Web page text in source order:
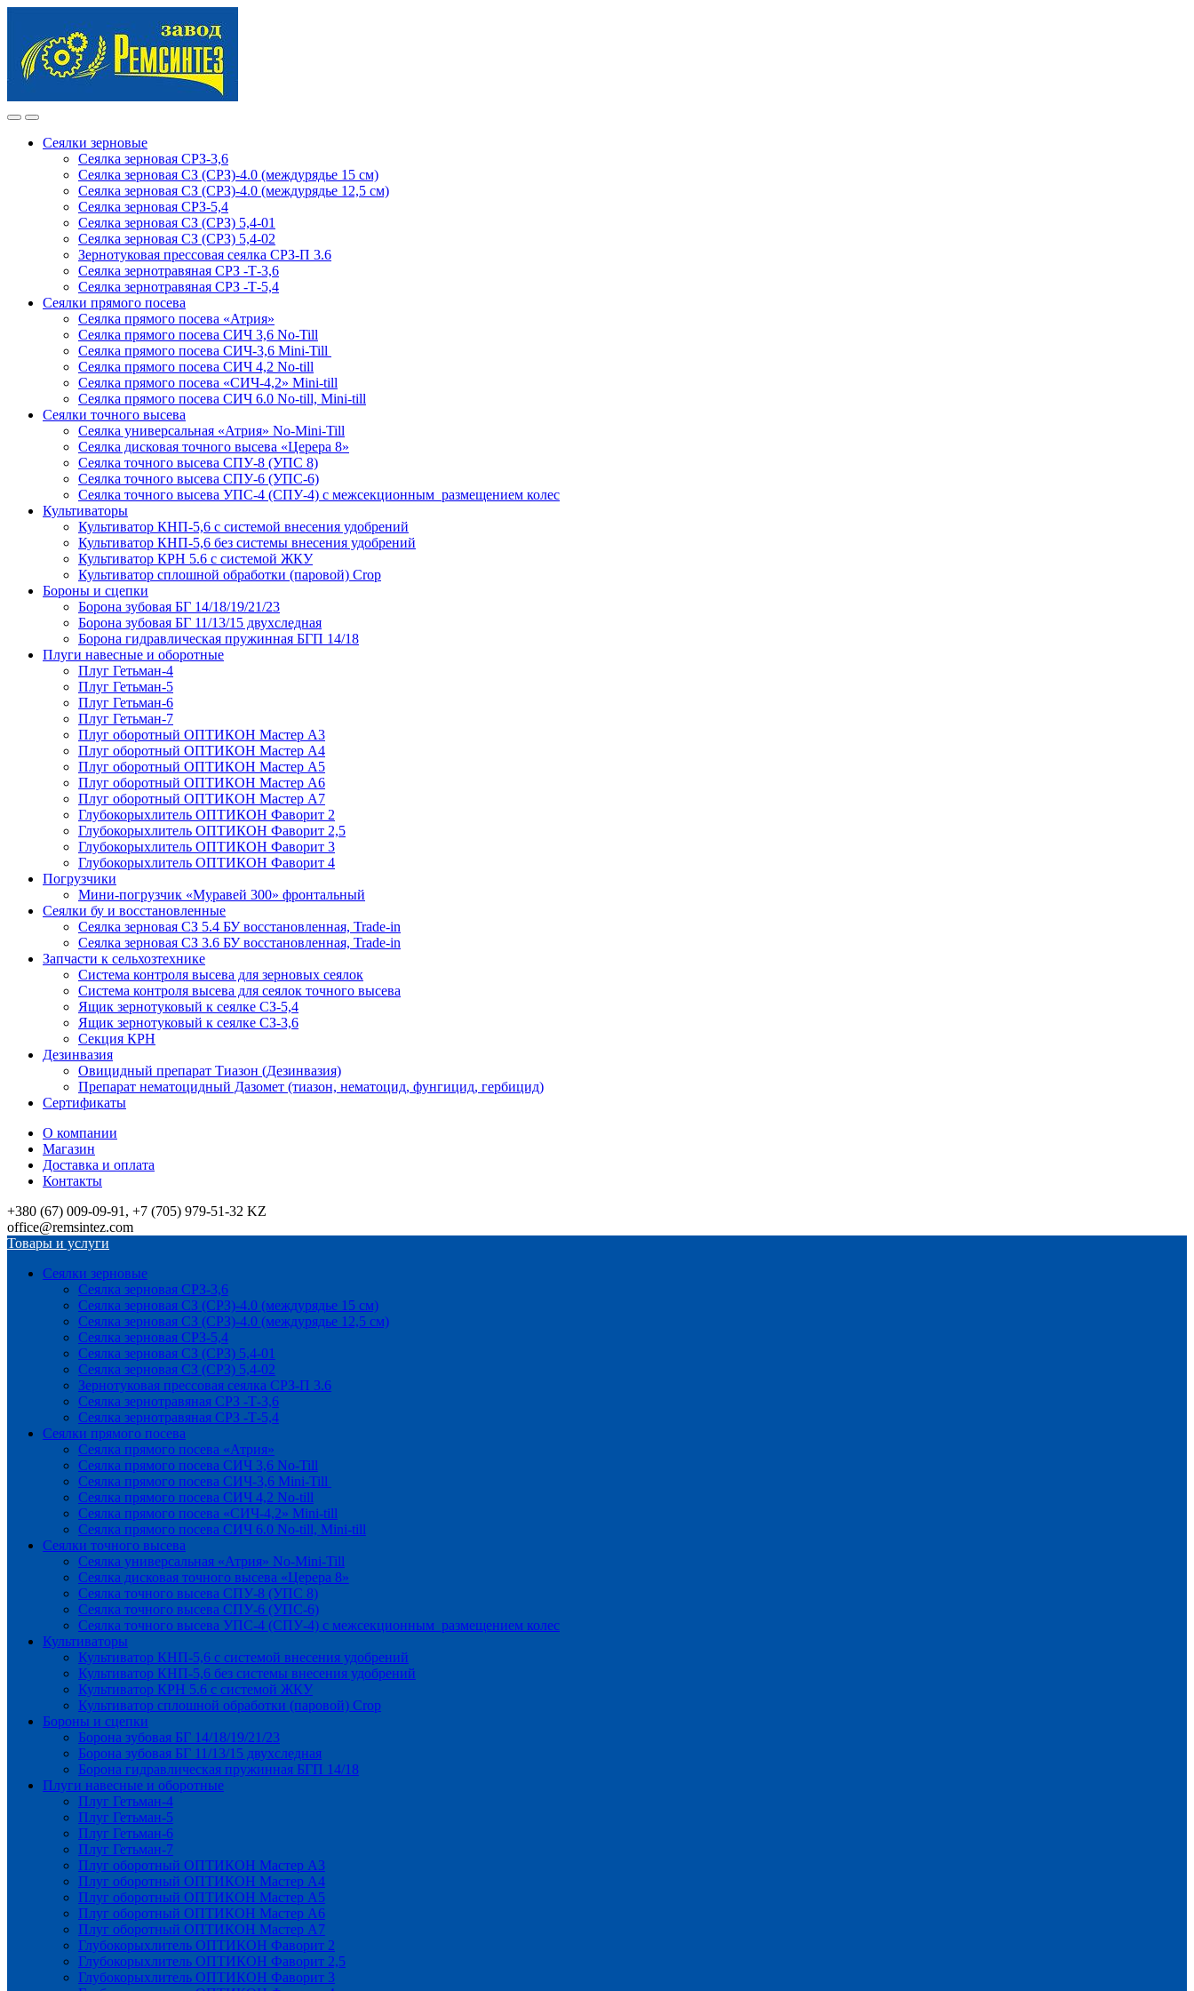
navigation
content
Сеялки зерновые
Сеялка зерновая СРЗ-3,6
Сеялка зерновая СЗ (СРЗ)-4.0 (междурядье 15 см)
Сеялка зерновая СЗ (СРЗ)-4.0 (междурядье 12,5 см)
Сеялка зерновая СРЗ-5,4
Сеялка зерновая СЗ (СРЗ) 5,4-01
Сеялка зерновая СЗ (СРЗ) 5,4-02
Зернотуковая прессовая сеялка СРЗ-П 3.6
Сеялка зернотравяная СРЗ -Т-3,6
Сеялка зернотравяная СРЗ -Т-5,4
Сеялки прямого посева
Сеялка прямого посева «Атрия»
Сеялка прямого посева СИЧ 3,6 No-Till
Сеялка прямого посева СИЧ-3,6 Mini-Till
Сеялка прямого посева СИЧ 4,2 No-till
Сеялка прямого посева «СИЧ-4,2» Mini-till
Сеялка прямого посева СИЧ 6.0 No-till, Mini-till
Сеялки точного высева
Сеялка универсальная «Атрия» No-Mini-Till
Сеялка дисковая точного высева «Церера 8»
Сеялка точного высева СПУ-8 (УПС 8)
Сеялка точного высева СПУ-6 (УПС-6)
Сеялка точного высева УПС-4 (СПУ-4) с межсекционным размещением колес
Культиваторы
Культиватор КНП-5,6 с системой внесения удобрений
Культиватор КНП-5,6 без системы внесения удобрений
Культиватор КРН 5.6 с системой ЖКУ
Культиватор сплошной обработки (паровой) Crop
Бороны и сцепки
Борона зубовая БГ 14/18/19/21/23
Борона зубовая БГ 11/13/15 двухследная
Борона гидравлическая пружинная БГП 14/18
Плуги навесные и оборотные
Плуг Гетьман-4
Плуг Гетьман-5
Плуг Гетьман-6
Плуг Гетьман-7
Плуг оборотный ОПТИКОН Мастер А3
Плуг оборотный ОПТИКОН Мастер А4
Плуг оборотный ОПТИКОН Мастер А5
Плуг оборотный ОПТИКОН Мастер А6
Плуг оборотный ОПТИКОН Мастер А7
Глубокорыхлитель ОПТИКОН Фаворит 2
Глубокорыхлитель ОПТИКОН Фаворит 2,5
Глубокорыхлитель ОПТИКОН Фаворит 3
Глубокорыхлитель ОПТИКОН Фаворит 4
Погрузчики
Мини-погрузчик «Муравей 300» фронтальный
Сеялки бу и восстановленные
Сеялка зерновая СЗ 5.4 БУ восстановленная, Trade-in
Сеялка зерновая СЗ 3.6 БУ восстановленная, Trade-in
Запчасти к сельхозтехнике
Система контроля высева для зерновых сеялок
Система контроля высева для сеялок точного высева
Ящик зернотуковый к сеялке СЗ-5,4
Ящик зернотуковый к сеялке СЗ-3,6
Секция КРН
Дезинвазия
Овицидный препарат Тиазон (Дезинвазия)
Препарат нематоцидный Дазомет (тиазон, нематоцид, фунгицид, гербицид)
Сертификаты
О компании
Магазин
Доставка и оплата
Контакты
+380 (67) 009-09-91, +7 (705) 979-51-32 KZ
office@remsintez.com
Товары и услуги
Сеялки зерновые
Сеялка зерновая СРЗ-3,6
Сеялка зерновая СЗ (СРЗ)-4.0 (междурядье 15 см)
Сеялка зерновая СЗ (СРЗ)-4.0 (междурядье 12,5 см)
Сеялка зерновая СРЗ-5,4
Сеялка зерновая СЗ (СРЗ) 5,4-01
Сеялка зерновая СЗ (СРЗ) 5,4-02
Зернотуковая прессовая сеялка СРЗ-П 3.6
Сеялка зернотравяная СРЗ -Т-3,6
Сеялка зернотравяная СРЗ -Т-5,4
Сеялки прямого посева
Сеялка прямого посева «Атрия»
Сеялка прямого посева СИЧ 3,6 No-Till
Сеялка прямого посева СИЧ-3,6 Mini-Till
Сеялка прямого посева СИЧ 4,2 No-till
Сеялка прямого посева «СИЧ-4,2» Mini-till
Сеялка прямого посева СИЧ 6.0 No-till, Mini-till
Сеялки точного высева
Сеялка универсальная «Атрия» No-Mini-Till
Сеялка дисковая точного высева «Церера 8»
Сеялка точного высева СПУ-8 (УПС 8)
Сеялка точного высева СПУ-6 (УПС-6)
Сеялка точного высева УПС-4 (СПУ-4) с межсекционным размещением колес
Культиваторы
Культиватор КНП-5,6 с системой внесения удобрений
Культиватор КНП-5,6 без системы внесения удобрений
Культиватор КРН 5.6 с системой ЖКУ
Культиватор сплошной обработки (паровой) Crop
Бороны и сцепки
Борона зубовая БГ 14/18/19/21/23
Борона зубовая БГ 11/13/15 двухследная
Борона гидравлическая пружинная БГП 14/18
Плуги навесные и оборотные
Плуг Гетьман-4
Плуг Гетьман-5
Плуг Гетьман-6
Плуг Гетьман-7
Плуг оборотный ОПТИКОН Мастер А3
Плуг оборотный ОПТИКОН Мастер А4
Плуг оборотный ОПТИКОН Мастер А5
Плуг оборотный ОПТИКОН Мастер А6
Плуг оборотный ОПТИКОН Мастер А7
Глубокорыхлитель ОПТИКОН Фаворит 2
Глубокорыхлитель ОПТИКОН Фаворит 2,5
Глубокорыхлитель ОПТИКОН Фаворит 3